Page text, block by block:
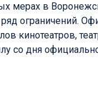
мерах в
ограничений.
кинотеатров,
со дня